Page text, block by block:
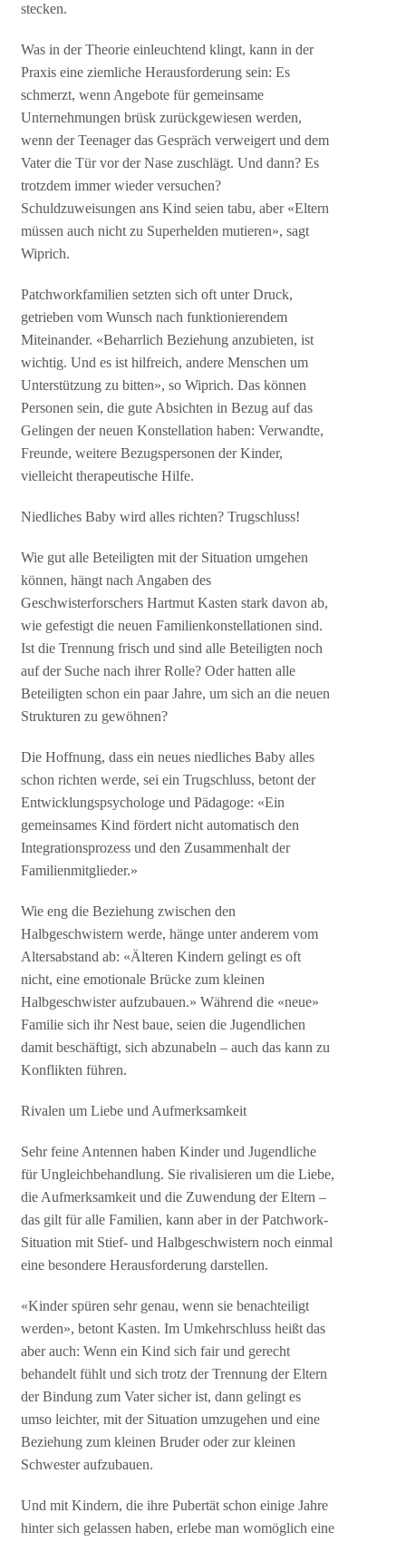
stecken.
Was in der Theorie einleuchtend klingt, kann in der
Praxis eine ziemliche Herausforderung sein: Es
schmerzt, wenn Angebote für gemeinsame
Unternehmungen brüsk zurückgewiesen werden,
wenn der Teenager das Gespräch verweigert und dem
Vater die Tür vor der Nase zuschlägt. Und dann? Es
trotzdem immer wieder versuchen?
Schuldzuweisungen ans Kind seien tabu, aber «Eltern
müssen auch nicht zu Superhelden mutieren», sagt
Wiprich.
Patchworkfamilien setzten sich oft unter Druck,
getrieben vom Wunsch nach funktionierendem
Miteinander. «Beharrlich Beziehung anzubieten, ist
wichtig. Und es ist hilfreich, andere Menschen um
Unterstützung zu bitten», so Wiprich. Das können
Personen sein, die gute Absichten in Bezug auf das
Gelingen der neuen Konstellation haben: Verwandte,
Freunde, weitere Bezugspersonen der Kinder,
vielleicht therapeutische Hilfe.
Niedliches Baby wird alles richten? Trugschluss!
Wie gut alle Beteiligten mit der Situation umgehen
können, hängt nach Angaben des
Geschwisterforschers Hartmut Kasten stark davon ab,
wie gefestigt die neuen Familienkonstellationen sind.
Ist die Trennung frisch und sind alle Beteiligten noch
auf der Suche nach ihrer Rolle? Oder hatten alle
Beteiligten schon ein paar Jahre, um sich an die neuen
Strukturen zu gewöhnen?
Die Hoffnung, dass ein neues niedliches Baby alles
schon richten werde, sei ein Trugschluss, betont der
Entwicklungspsychologe und Pädagoge: «Ein
gemeinsames Kind fördert nicht automatisch den
Integrationsprozess und den Zusammenhalt der
Familienmitglieder.»
Wie eng die Beziehung zwischen den
Halbgeschwistern werde, hänge unter anderem vom
Altersabstand ab: «Älteren Kindern gelingt es oft
nicht, eine emotionale Brücke zum kleinen
Halbgeschwister aufzubauen.» Während die «neue»
Familie sich ihr Nest baue, seien die Jugendlichen
damit beschäftigt, sich abzunabeln – auch das kann zu
Konflikten führen.
Rivalen um Liebe und Aufmerksamkeit
Sehr feine Antennen haben Kinder und Jugendliche
für Ungleichbehandlung. Sie rivalisieren um die Liebe,
die Aufmerksamkeit und die Zuwendung der Eltern –
das gilt für alle Familien, kann aber in der Patchwork-
Situation mit Stief- und Halbgeschwistern noch einmal
eine besondere Herausforderung darstellen.
«Kinder spüren sehr genau, wenn sie benachteiligt
werden», betont Kasten. Im Umkehrschluss heißt das
aber auch: Wenn ein Kind sich fair und gerecht
behandelt fühlt und sich trotz der Trennung der Eltern
der Bindung zum Vater sicher ist, dann gelingt es
umso leichter, mit der Situation umzugehen und eine
Beziehung zum kleinen Bruder oder zur kleinen
Schwester aufzubauen.
Und mit Kindern, die ihre Pubertät schon einige Jahre
hinter sich gelassen haben, erlebe man womöglich eine